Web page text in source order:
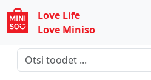
Love Life
Love Miniso